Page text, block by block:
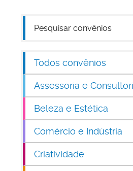
Todos convênios
Assessoria e
Beleza e Estética
Comércio e Indústria
Criatividade